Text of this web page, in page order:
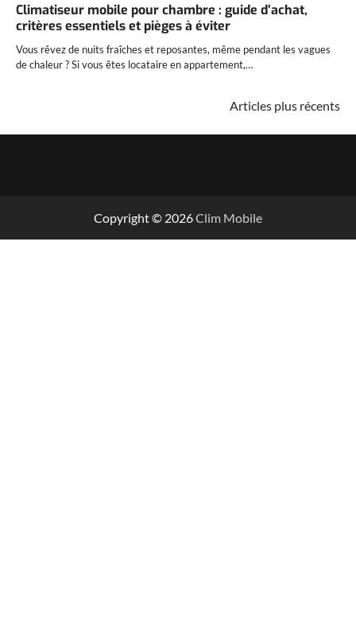
Climatiseur mobile pour chambre : guide d’achat,
critères essentiels et pièges à éviter
Vous rêvez de nuits fraîches et reposantes, même pendant les vagues
de chaleur ? Si vous êtes locataire en appartement,…
des
Articles plus récents
Copyright © 2026Clim Mobile